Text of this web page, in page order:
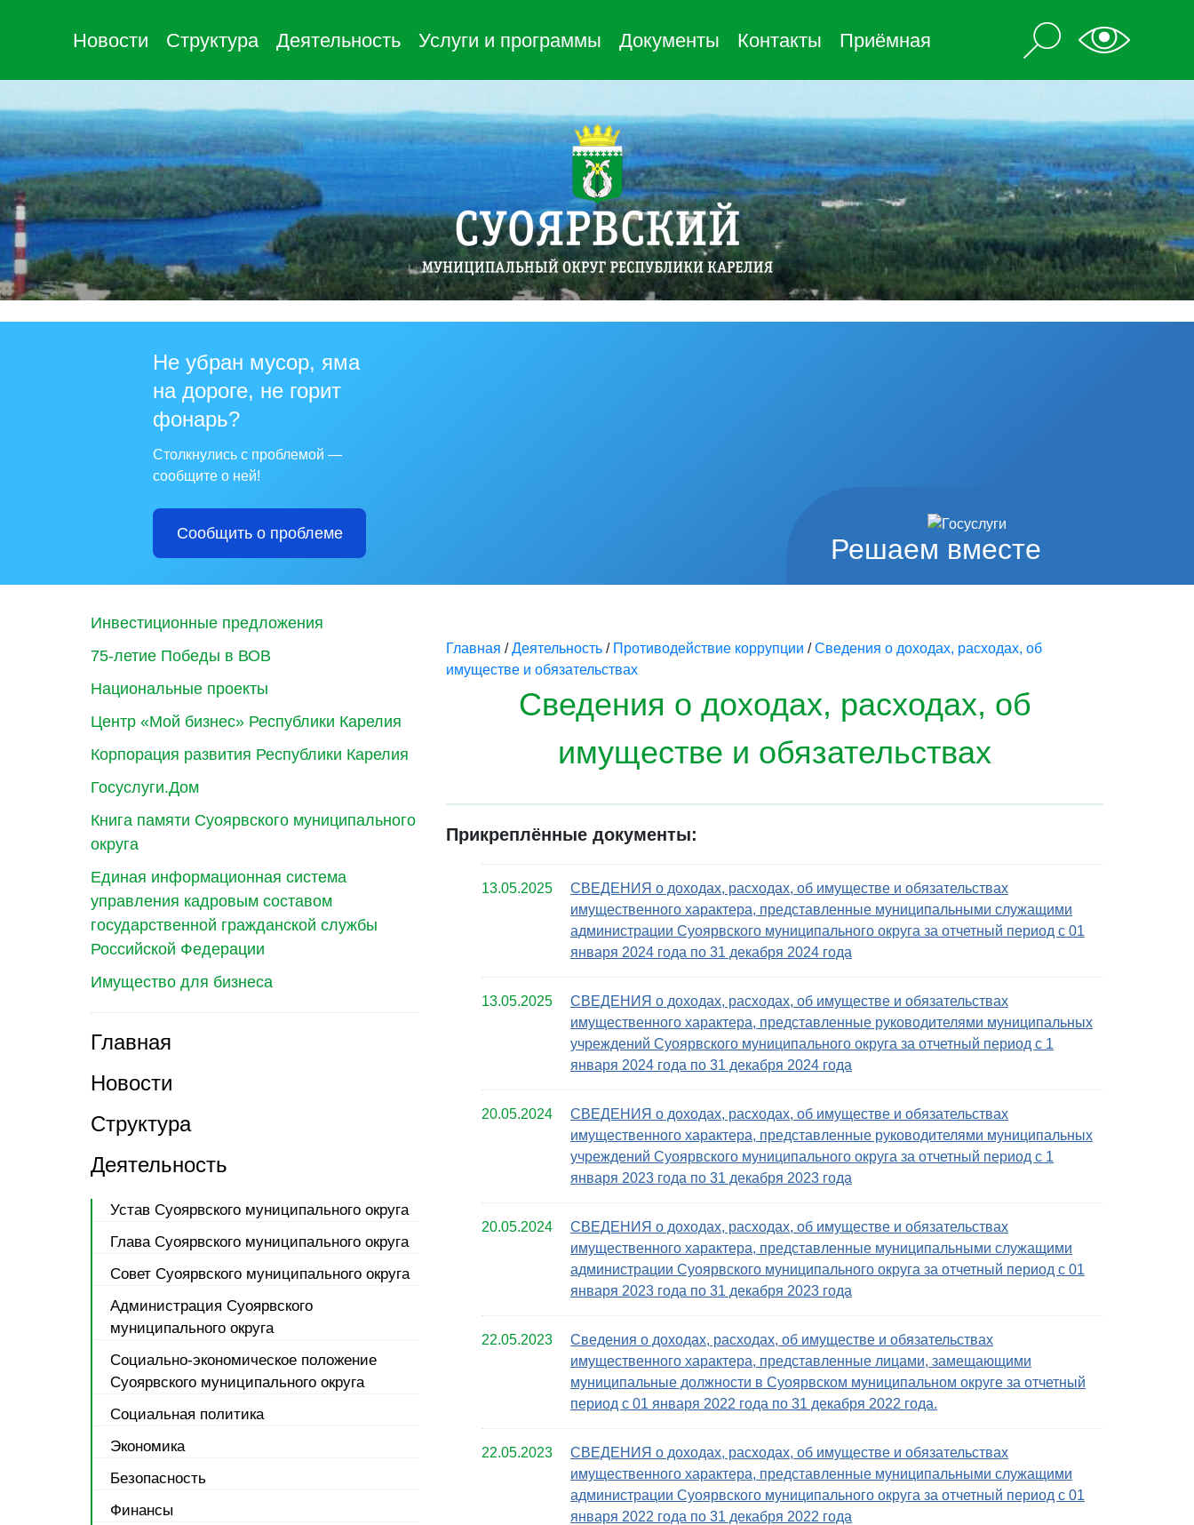
Новости Структура Деятельность Услуги и программы Документы Контакты Приёмная
Решаем вместе
Не убран мусор, яма
на дороге, не горит
фонарь?
Столкнулись с проблемой —
сообщите о ней!
Сообщить о проблеме
Инвестиционные предложения
75-летие Победы в ВОВ
Национальные проекты
Центр «Мой бизнес» Республики Карелия
Корпорация развития Республики Карелия
Госуслуги.Дом
Книга памяти Суоярвского муниципального
округа
Единая информационная система
управления кадровым составом
государственной гражданской службы
Российской Федерации
Имущество для бизнеса
Главная
Новости
Структура
Деятельность
Устав Суоярвского муниципального округа
Глава Суоярвского муниципального округа
Совет Суоярвского муниципального округа
Администрация Суоярвского
муниципального округа
Социально-экономическое положение
Суоярвского муниципального округа
Социальная политика
Экономика
Безопасность
Финансы
Главная /Деятельность / Противодействие коррупции /Сведения о доходах, расходах, об
имуществе и обязательствах
Сведения о доходах, расходах, об
имуществе и обязательствах
Прикреплённые документы:
13.05.2025
СВЕДЕНИЯ о доходах, расходах, об имуществе и обязательствах
имущественного характера, представленные муниципальными служащими
администрации Суоярвского муниципального округа за отчетный период с 01
января 2024 года по 31 декабря 2024 года
13.05.2025
СВЕДЕНИЯ о доходах, расходах, об имуществе и обязательствах
имущественного характера, представленные руководителями муниципальных
учреждений Суоярвского муниципального округа за отчетный период с 1
января 2024 года по 31 декабря 2024 года
20.05.2024
СВЕДЕНИЯ о доходах, расходах, об имуществе и обязательствах
имущественного характера, представленные руководителями муниципальных
учреждений Суоярвского муниципального округа за отчетный период с 1
января 2023 года по 31 декабря 2023 года
20.05.2024
СВЕДЕНИЯ о доходах, расходах, об имуществе и обязательствах
имущественного характера, представленные муниципальными служащими
администрации Суоярвского муниципального округа за отчетный период с 01
января 2023 года по 31 декабря 2023 года
22.05.2023
Сведения о доходах, расходах, об имуществе и обязательствах
имущественного характера, представленные лицами, замещающими
муниципальные должности в Суоярвском муниципальном округе за отчетный
период с 01 января 2022 года по 31 декабря 2022 года.
22.05.2023
СВЕДЕНИЯ о доходах, расходах, об имуществе и обязательствах
имущественного характера, представленные муниципальными служащими
администрации Суоярвского муниципального округа за отчетный период с 01
января 2022 года по 31 декабря 2022 года